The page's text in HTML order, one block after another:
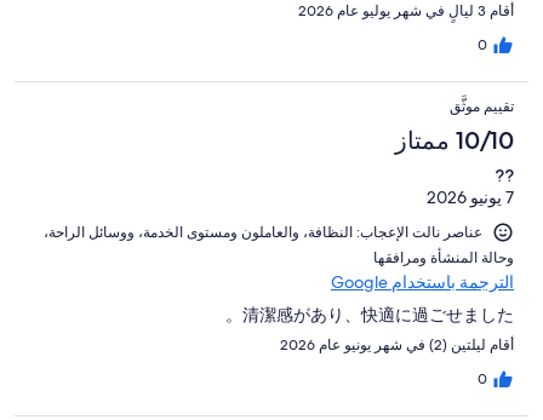
أقام 3 ليالٍ في شهر يوليو عام 2026
0
تقييم موثَّق
10/10 ممتاز
??
7 يونيو 2026
عناصر نالت الإعجاب: ⁦النظافة⁩، و⁦العاملون ومستوى الخدمة⁩، و⁦وسائل الراحة⁩،
و⁦حالة المنشأة ومرافقها⁩
الترجمة باستخدام Google
清潔感があり、快適に過ごせました。
أقام ليلتين (2) في شهر يونيو عام 2026
0